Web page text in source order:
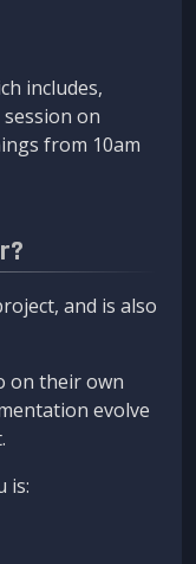
includes,
on
from 10am
and is also
on their own
evolve
is: